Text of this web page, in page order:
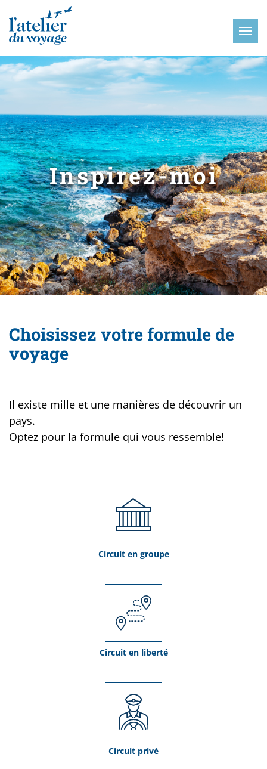
Inspirez-moi
Choisissez votre formule de
voyage
Il existe mille et une manières de découvrir un
pays.
Optez pour la formule qui vous ressemble!
Circuit en groupe
Circuit en liberté
Circuit privé
Panneau de gestion des cookies